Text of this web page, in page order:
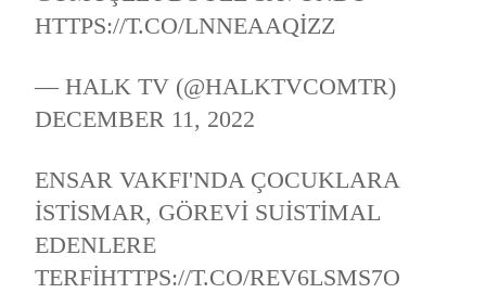
HTTPS://T.CO/LNNEAAQIZZ
— HALK TV (@HALKTVCOMTR)
DECEMBER 11, 2022
ENSAR VAKFI'NDA ÇOCUKLARA
ISTISMAR, GÖREVI SUISTIMAL
EDENLERE
TERFIHTTPS://T.CO/REV6LSMS7O